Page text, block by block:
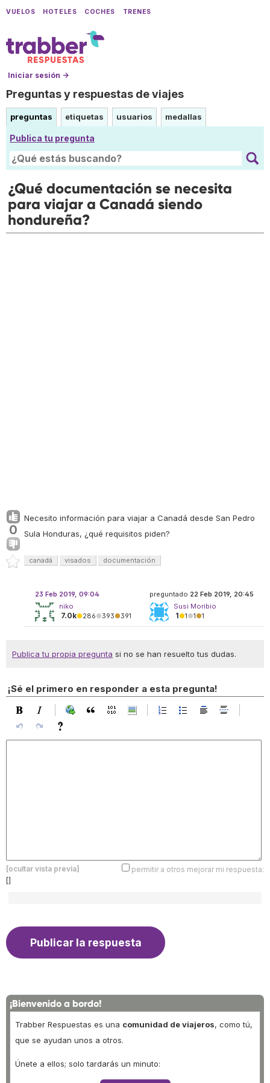
VUELOS HOTELES COCHES TRENES
Iniciar sesión →
Preguntas y respuestas de viajes
preguntas etiquetas usuarios medallas
Publica tu pregunta
¿Qué documentación se necesita
para viajar a Canadá siendo
hondureña?
0
Necesito información para viajar a Canadá desde San Pedro
Sula Honduras, ¿qué requisitos piden?
canadá visados documentación
preguntado 22 Feb 2019, 20:45
Susi Moribio
1●1●1●1
23 Feb 2019, 09:04
niko
7.0k●286●393●391
Publica tu propia pregunta si no se han resuelto tus dudas.
¡Sé el primero en responder a esta pregunta!
[ocultar vista previa]
permitir a otros mejorar mi respuesta:
[]
¡Bienvenido a bordo!
Trabber Respuestas es una comunidad de viajeros, como tú,
que se ayudan unos a otros.
Únete a ellos; solo tardarás un minuto: